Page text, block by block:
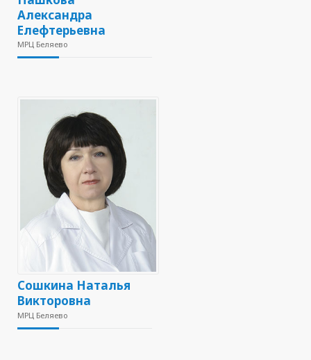
Александра
Елефтерьевна
МРЦ Беляево
Сошкина Наталья
Викторовна
МРЦ Беляево